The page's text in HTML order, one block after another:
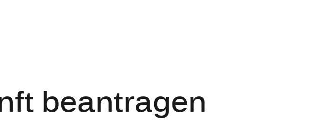
beantragen